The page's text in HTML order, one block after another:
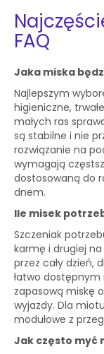
FAQ
Jaka miska
Najlepszym
higieniczne,
małych ras
są stabilne i nie
rozwiązanie na
wymagają
dostosowaną do
dnem.
Ile misek
Szczeniak
karmę i drugiej
przez cały dzień,
łatwo
zapasową miskę
wyjazdy. Dla
modułowe z
Jak często myć